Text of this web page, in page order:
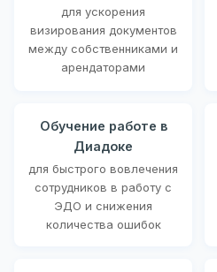
для ускорения
визирования документов
между собственниками и
арендаторами
Обучение работе в
Диадоке
для быстрого вовлечения
сотрудников в работу с
ЭДО и снижения
количества ошибок